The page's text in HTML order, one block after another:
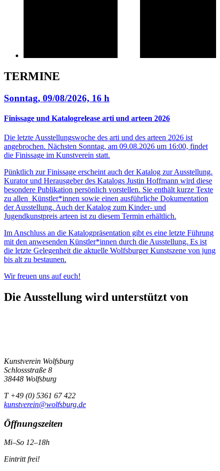
TERMINE
Sonntag, 09/08/2026, 16 h
Finissage und Katalogrelease arti und arteen 2026
Die letzte Ausstellungswoche des arti und des arteen 2026 ist
angebrochen. Nächsten Sonntag, am 09.08.2026 um 16:00, findet
die Finissage im Kunstverein statt.
Pünktlich zur Finissage erscheint auch der Katalog zur Ausstellung.
Kurator und Herausgeber des Katalogs Justin Hoffmann wird diese
besondere Publikation persönlich vorstellen. Sie enthält kurze Texte
zu allen Künstler*innen sowie einen ausführliche Dokumentation
der Ausstellung. Auch der Katalog zum Kinder- und
Jugendkunstpreis arteen ist zu diesem Termin erhältlich.
Im Anschluss an die Katalogpräsentation gibt es eine letzte Führung
mit den anwesenden Künstler*innen durch die Ausstellung. Es ist
die letzte Gelegenheit die aktuelle Wolfsburger Kunstszene von jung
bis alt zu bestaunen.
Wir freuen uns auf euch!
Die Ausstellung wird unterstützt von
Kunstverein Wolfsburg
Schlossstraße 8
38448 Wolfsburg
T +49 (0) 5361 67 422
kunstverein@wolfsburg.de
Öffnungszeiten
Mi–So 12–18h
Eintritt frei!